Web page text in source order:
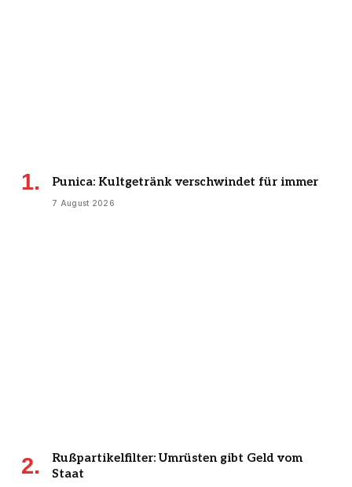
Punica: Kultgetränk verschwindet für immer
7 August 2026
Rußpartikelfilter: Umrüsten gibt Geld vom
Staat